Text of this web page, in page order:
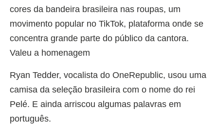
cores da bandeira brasileira nas roupas, um
movimento popular no TikTok, plataforma onde se
concentra grande parte do público da cantora.
Valeu a homenagem
Ryan Tedder, vocalista do OneRepublic, usou uma
camisa da seleção brasileira com o nome do rei
Pelé. E ainda arriscou algumas palavras em
português.